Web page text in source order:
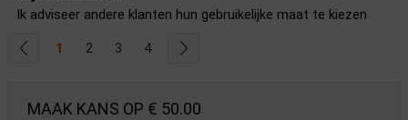
Ik adviseer andere klanten hun gebruikelijke maat te kiezen
1 2 3 4
MAAK KANS OP € 50.00